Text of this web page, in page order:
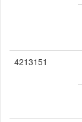
4213151